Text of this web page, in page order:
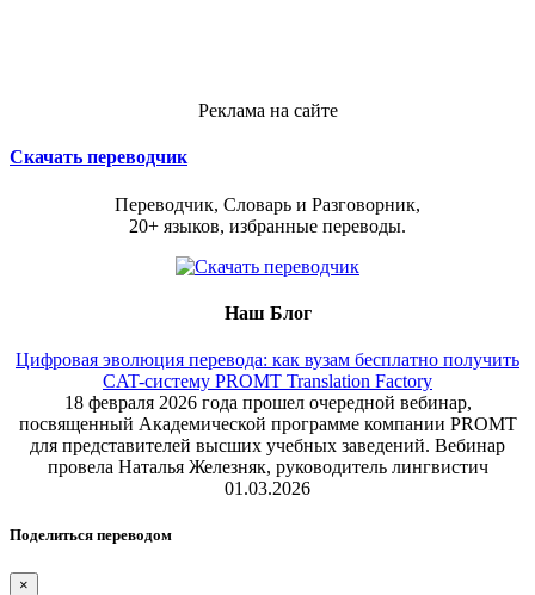
Реклама на сайте
Скачать переводчик
Переводчик, Словарь и Разговорник,
20+ языков, избранные переводы.
Наш Блог
Цифровая эволюция перевода: как вузам бесплатно получить
CAT-систему PROMT Translation Factory
18 февраля 2026 года прошел очередной вебинар,
посвященный Академической программе компании PROMT
для представителей высших учебных заведений. Вебинар
провела Наталья Железняк, руководитель лингвистич
01.03.2026
Поделиться переводом
×